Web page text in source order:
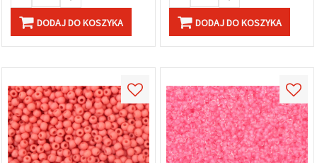
DODAJ DO KOSZYKA DODAJ DO KOSZYKA